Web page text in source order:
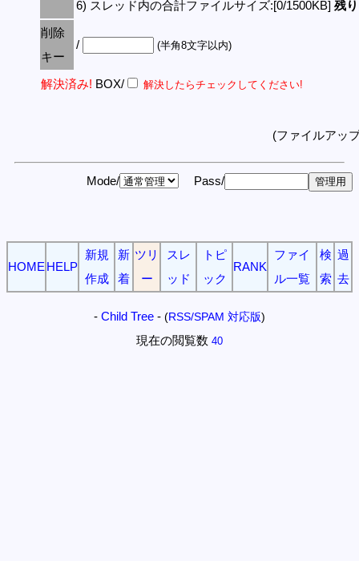
6) スレッド内の合計ファイルサイズ:[0/1500KB] 残
削除
キー
/ (半角8文字以内)
解決済み! BOX/ 解決したらチェックしてください!
(ファイルアッ
Mode/ Pass/
HOME HELP
新規
作成
新
着
ツリ
ー
スレ
ッド
トピ
ック
RANK
ファイ
ル一覧
検
索
過
去
- Child Tree - (RSS/SPAM 対応版)
現在の閲覧数 40